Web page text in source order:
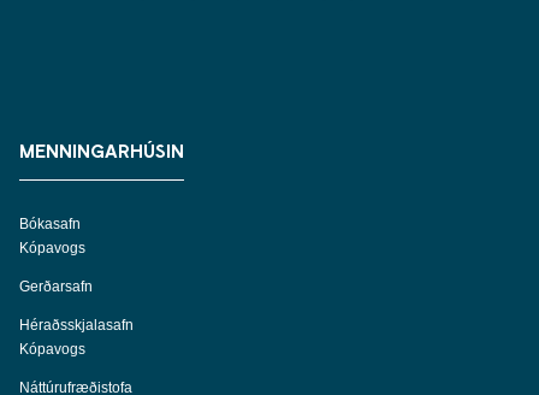
MENNINGARHÚSIN
Bókasafn
Kópavogs
Gerðarsafn
Héraðsskjalasafn
Kópavogs
Náttúrufræðistofa